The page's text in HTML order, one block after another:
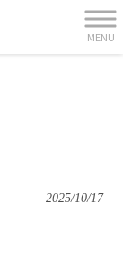
MENU
2025/10/17